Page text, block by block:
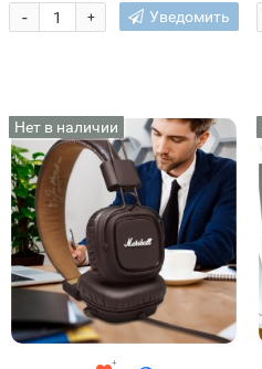
+
- Уведомить
Нет в наличии